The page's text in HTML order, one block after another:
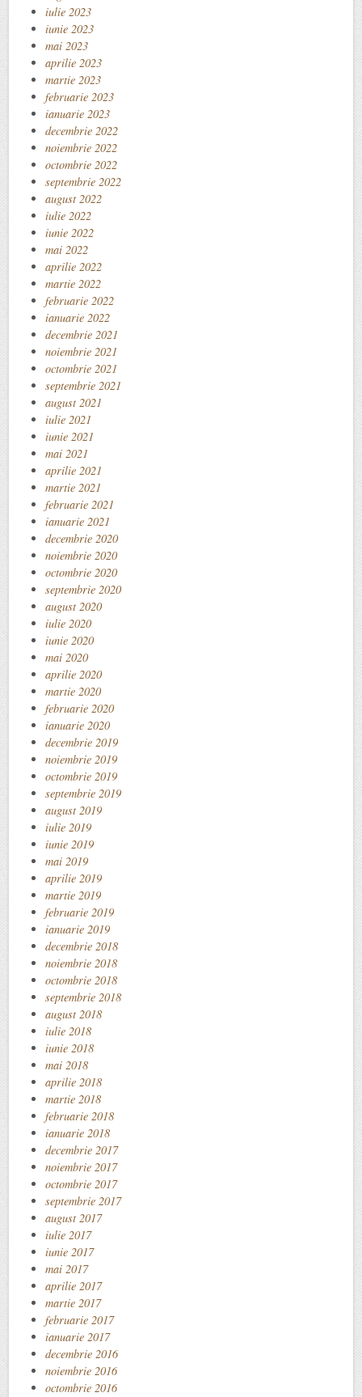
iulie 2023
iunie 2023
mai 2023
aprilie 2023
martie 2023
februarie 2023
ianuarie 2023
decembrie 2022
noiembrie 2022
octombrie 2022
septembrie 2022
august 2022
iulie 2022
iunie 2022
mai 2022
aprilie 2022
martie 2022
februarie 2022
ianuarie 2022
decembrie 2021
noiembrie 2021
octombrie 2021
septembrie 2021
august 2021
iulie 2021
iunie 2021
mai 2021
aprilie 2021
martie 2021
februarie 2021
ianuarie 2021
decembrie 2020
noiembrie 2020
octombrie 2020
septembrie 2020
august 2020
iulie 2020
iunie 2020
mai 2020
aprilie 2020
martie 2020
februarie 2020
ianuarie 2020
decembrie 2019
noiembrie 2019
octombrie 2019
septembrie 2019
august 2019
iulie 2019
iunie 2019
mai 2019
aprilie 2019
martie 2019
februarie 2019
ianuarie 2019
decembrie 2018
noiembrie 2018
octombrie 2018
septembrie 2018
august 2018
iulie 2018
iunie 2018
mai 2018
aprilie 2018
martie 2018
februarie 2018
ianuarie 2018
decembrie 2017
noiembrie 2017
octombrie 2017
septembrie 2017
august 2017
iulie 2017
iunie 2017
mai 2017
aprilie 2017
martie 2017
februarie 2017
ianuarie 2017
decembrie 2016
noiembrie 2016
octombrie 2016